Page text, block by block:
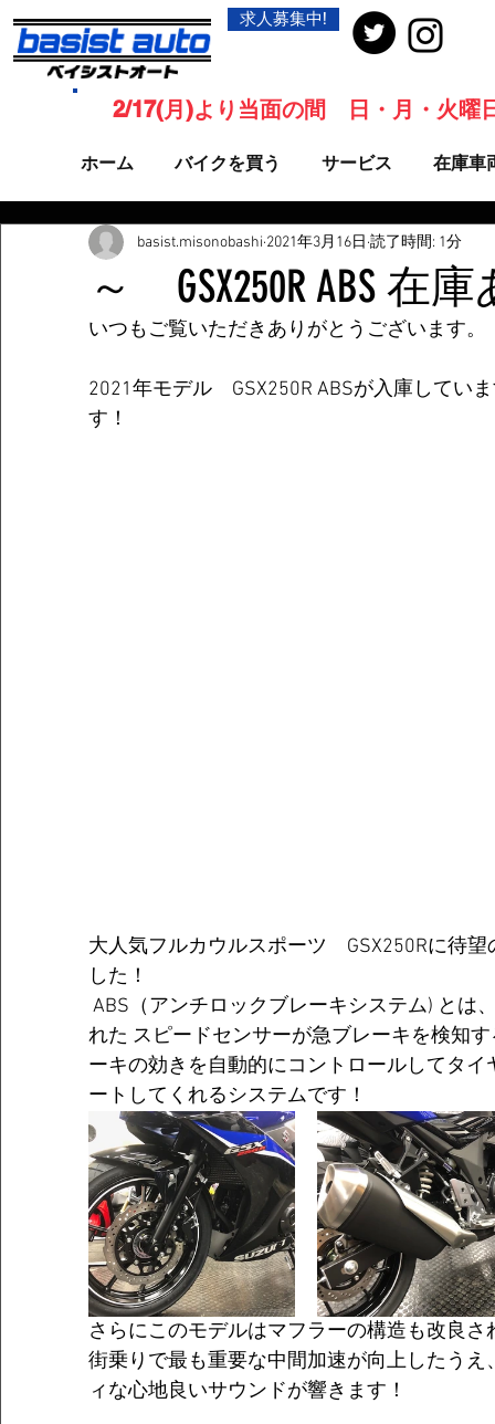
求人募集中!
ホーム バイクを買う サービス 在庫車
2/17(月)より当面の間 日・月・火曜
～ GSX250R ABS
basist.misonobashi 2021年3月16日 読了時間: 1分
いつもご覧いただきありがとうございます。
2021年モデル　GSX250R ABSが入庫してい
す！
大人気フルカウルスポーツ　GSX250Rに待
した！
れた スピードセンサーが急ブレーキを検知
ーキの効きを自動的にコントロールしてタ
ートしてくれるシステムです！
さらにこのモデルはマフラーの構造も改良
街乗りで最も重要な中間加速が向上したう
ィな心地良いサウンドが響きます！